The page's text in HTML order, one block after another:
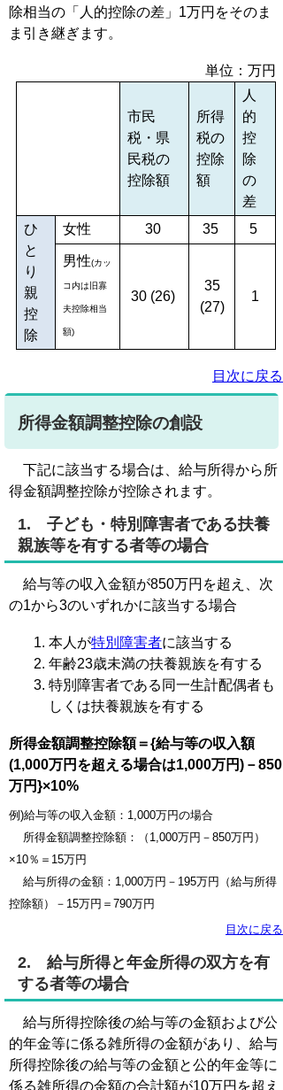
除相当の「人的控除の差」1万円をそのま
ま引き継ぎます。
単位：万円
市民
税・県
民税の
控除額
所得
税の
控除
額
人
的
控
除
の
差
ひ
と
り
親
控
除
女性 30 35 5
男性(カッ
コ内は旧寡
夫控除相当
額)
30 (26)
35
(27)
1
目次に戻る
所得金額調整控除の創設
下記に該当する場合は、給与所得から所
得金額調整控除が控除されます。
1. 子ども・特別障害者である扶養
親族等を有する者等の場合
給与等の収入金額が850万円を超え、次
の1から3のいずれかに該当する場合
本人が特別障害者に該当する
年齢23歳未満の扶養親族を有する
特別障害者である同一生計配偶者も
しくは扶養親族を有する
所得金額調整控除額＝{給与等の収入額
(1,000万円を超える場合は1,000万円)－850
万円}×10%
例)給与等の収入金額：1,000万円の場合
所得金額調整控除額：（1,000万円－850万円）
×10％＝15万円
給与所得の金額：1,000万円－195万円（給与所得
控除額）－15万円＝790万円
目次に戻る
2. 給与所得と年金所得の双方を有
する者等の場合
給与所得控除後の給与等の金額および公
的年金等に係る雑所得の金額があり、給与
所得控除後の給与等の金額と公的年金等に
係る雑所得の金額の合計額が10万円を超え